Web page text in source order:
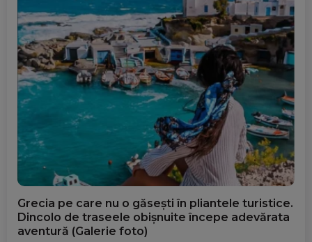
Grecia pe care nu o găsești în pliantele turistice.
Dincolo de traseele obișnuite începe adevărata
aventură (Galerie foto)